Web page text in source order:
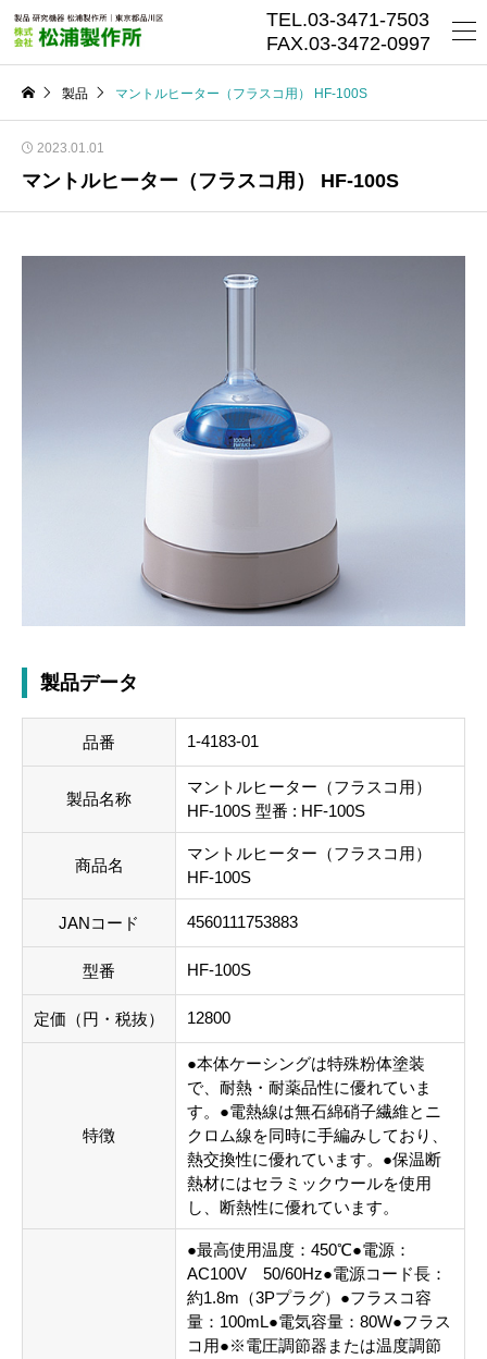
TEL.03-3471-7503
FAX.03-3472-0997
製品 マントルヒーター（フラスコ用） HF-100S
2023.01.01
マントルヒーター（フラスコ用） HF-100S
製品データ
品番 1-4183-01
製品名称
マントルヒーター（フラスコ用）
HF-100S 型番 : HF-100S
商品名
マントルヒーター（フラスコ用）
HF-100S
JANコード 4560111753883
型番 HF-100S
定価（円・税抜） 12800
特徴
●本体ケーシングは特殊粉体塗装
で、耐熱・耐薬品性に優れていま
す。●電熱線は無石綿硝子繊維とニ
クロム線を同時に手編みしており、
熱交換性に優れています。●保温断
熱材にはセラミックウールを使用
し、断熱性に優れています。
●最高使用温度：450℃●電源：
AC100V 50/60Hz●電源コード長：
約1.8m（3Pプラグ）●フラスコ容
量：100mL●電気容量：80W●フラス
コ用●※電圧調節器または温度調節